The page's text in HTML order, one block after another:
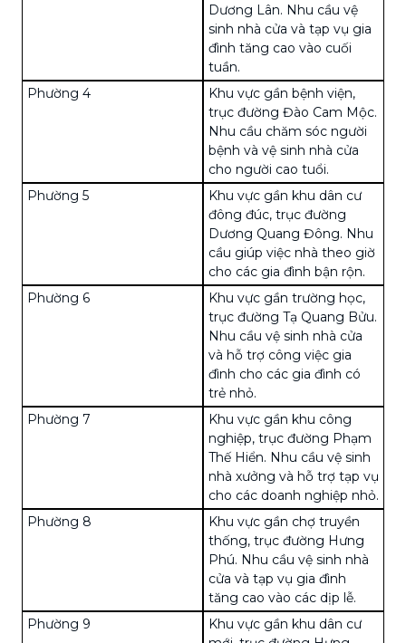
Dương Lân. Nhu cầu vệ
sinh nhà cửa và tạp vụ gia
đình tăng cao vào cuối
tuần.
Phường 4
Khu vực gần bệnh viện,
trục đường Đào Cam Mộc.
Nhu cầu chăm sóc người
bệnh và vệ sinh nhà cửa
cho người cao tuổi.
Phường 5
Khu vực gần khu dân cư
đông đúc, trục đường
Dương Quang Đông. Nhu
cầu giúp việc nhà theo giờ
cho các gia đình bận rộn.
Phường 6
Khu vực gần trường học,
trục đường Tạ Quang Bửu.
Nhu cầu vệ sinh nhà cửa
và hỗ trợ công việc gia
đình cho các gia đình có
trẻ nhỏ.
Phường 7
Khu vực gần khu công
nghiệp, trục đường Phạm
Thế Hiển. Nhu cầu vệ sinh
nhà xưởng và hỗ trợ tạp vụ
cho các doanh nghiệp nhỏ.
Phường 8
Khu vực gần chợ truyền
thống, trục đường Hưng
Phú. Nhu cầu vệ sinh nhà
cửa và tạp vụ gia đình
tăng cao vào các dịp lễ.
Phường 9
Khu vực gần khu dân cư